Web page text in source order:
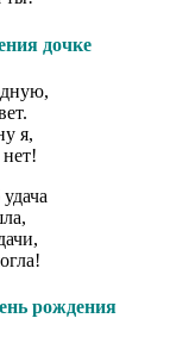
дочке
я,
рождения